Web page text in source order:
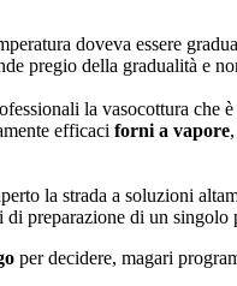
doveva essere
pregio della gradualità e
la vasocottura che
efficaci forni a vapore
la strada a soluzioni
di preparazione di un
per decidere, magari